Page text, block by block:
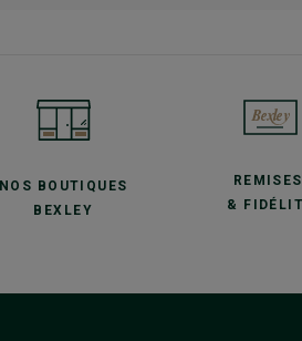
NOS BOUTIQUES
BEXLEY
&